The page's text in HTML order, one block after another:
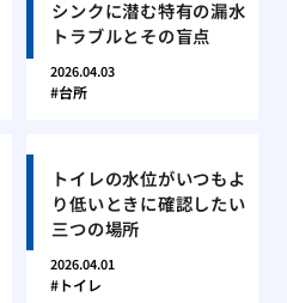
シンクに潜む特有の漏水
トラブルとその盲点
2026.04.03
台所
トイレの水位がいつもよ
り低いときに確認したい
三つの場所
2026.04.01
トイレ